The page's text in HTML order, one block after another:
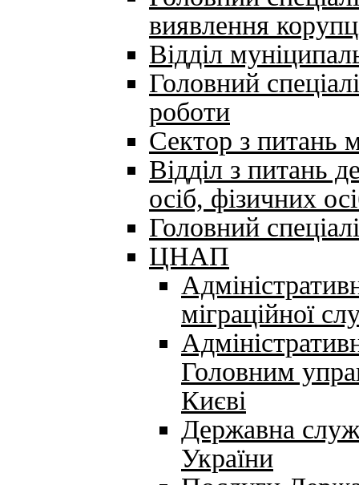
виявлення
Відділ
Головний
роботи
Сектор з питань
Відділ з питань
осіб, фізичних
Головний
ЦНАП
міграційної
Головним
Києві
Державна
України